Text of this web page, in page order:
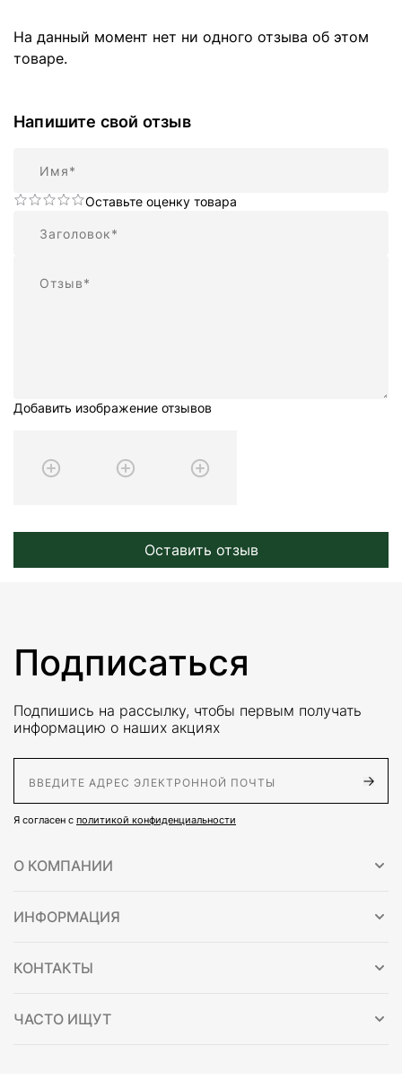
На данный момент нет ни одного отзыва об этом
товаре.
Напишите свой отзыв
Оставьте оценку товара
Добавить изображение отзывов
Оставить отзыв
Подписаться
Подпишись на рассылку, чтобы первым получать
информацию о наших акциях
Я согласен с политикой конфиденциальности
О КОМПАНИИ
ИНФОРМАЦИЯ
КОНТАКТЫ
ЧАСТО ИЩУТ